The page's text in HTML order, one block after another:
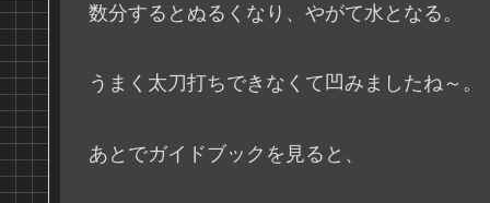
数分するとぬるくなり、やがて水となる。
うまく太刀打ちできなくて凹みましたね～。
あとでガイドブックを見ると、